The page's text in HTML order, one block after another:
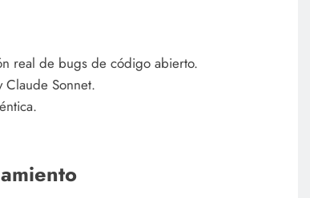
real de bugs de código abierto.
Sonnet.